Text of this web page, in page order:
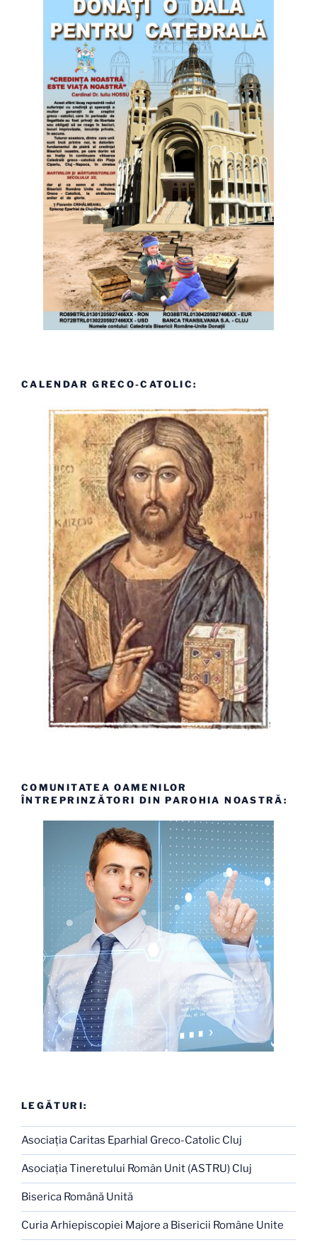
CALENDAR GRECO-CATOLIC:
COMUNITATEA OAMENILOR
ÎNTREPRINZĂTORI DIN PAROHIA NOASTRĂ:
LEGĂTURI:
Asociaţia Caritas Eparhial Greco-Catolic Cluj
Asociaţia Tineretului Român Unit (ASTRU) Cluj
Biserica Română Unită
Curia Arhiepiscopiei Majore a Bisericii Române Unite